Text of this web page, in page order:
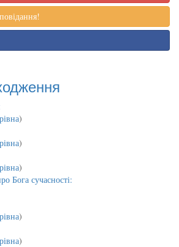
)
)
)
Бога сучасності:
)
)